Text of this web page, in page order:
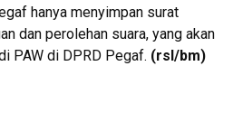
hanya menyimpan surat
dan perolehan suara, yang akan
PAW di DPRD Pegaf. (rsl/bm)